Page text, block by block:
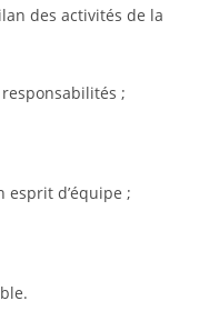
des activités de la
;
d’équipe ;